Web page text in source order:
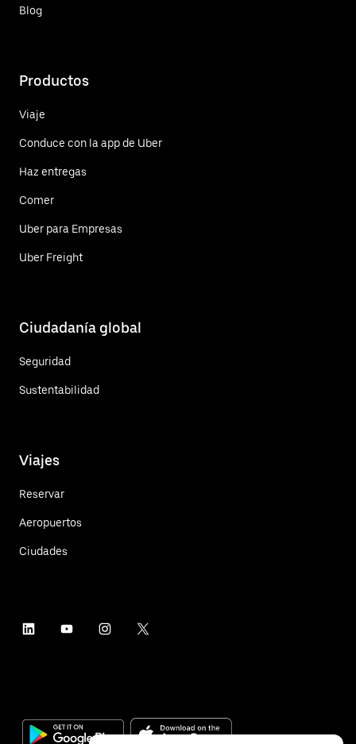
Blog
Productos
Viaje
Conduce con la app de Uber
Haz entregas
Comer
Uber para Empresas
Uber Freight
Ciudadanía global
Seguridad
Sustentabilidad
Viajes
Reservar
Aeropuertos
Ciudades